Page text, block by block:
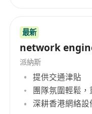
最新
network
派納斯
提供交通津貼
團隊氛圍輕鬆
深耕香港網絡